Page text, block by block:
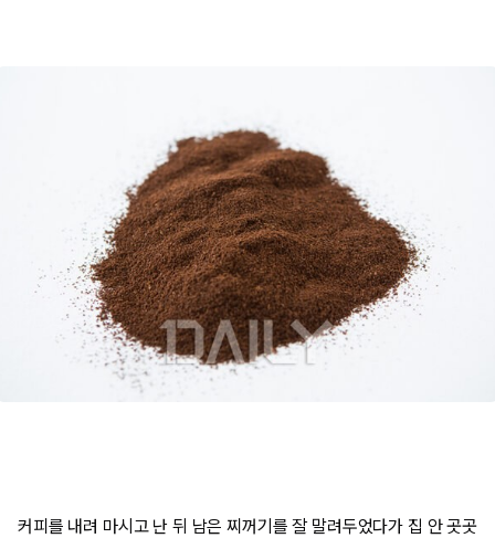
커피를 내려 마시고 난 뒤 남은 찌꺼기를 잘 말려두었다가 집 안 곳곳